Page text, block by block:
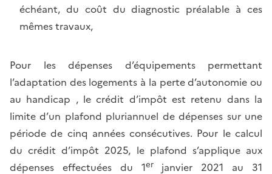
échéant, du coût du diagnostic préalable à ces
mêmes travaux,
Pour les dépenses d’équipements permettant
l’adaptation des logements à la perte d’autonomie ou
au handicap , le crédit d’impôt est retenu dans la
limite d’un plafond pluriannuel de dépenses sur une
période de cinq années consécutives. Pour le calcul
du crédit d’impôt 2025, le plafond s’applique aux
dépenses effectuées du 1erjanvier 2021 au 31